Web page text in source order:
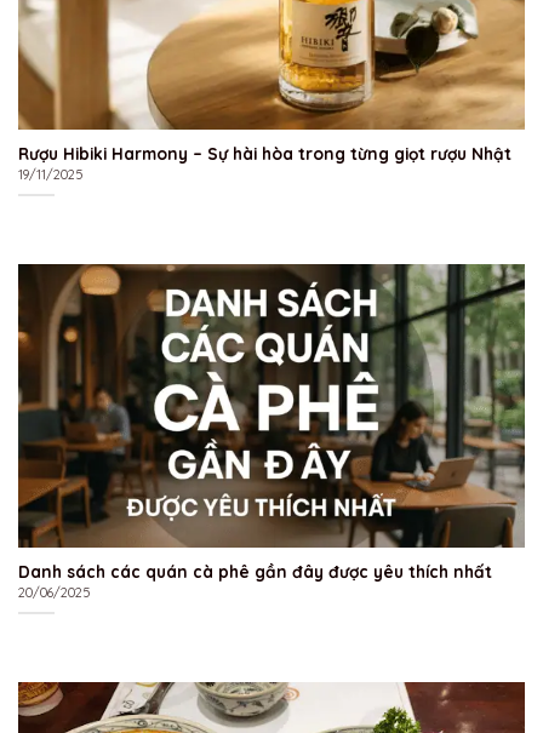
Rượu Hibiki Harmony – Sự hài hòa trong từng giọt rượu Nhật
19/11/2025
Danh sách các quán cà phê gần đây được yêu thích nhất
20/06/2025